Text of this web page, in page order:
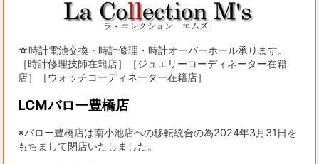
☆時計電池交換・時計修理・時計オーバーホール承ります。
［時計修理技師在籍店］［ジュエリーコーディネーター在籍
店］［ウォッチコーディネーター在籍店］
LCMバロー豊橋店
※バロー豊橋店は南小池店への移転統合の為2024年3月31日を
もちまして閉店いたしました。